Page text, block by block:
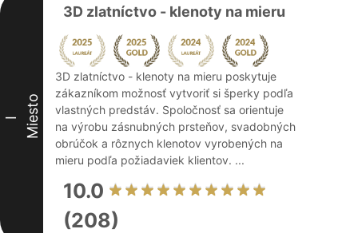
I Miesto
3D zlatníctvo - klenoty na mieru
3D zlatníctvo - klenoty na mieru poskytuje
zákazníkom možnosť vytvoriť si šperky podľa
vlastných predstáv. Spoločnosť sa orientuje
na výrobu zásnubných prsteňov, svadobných
obrúčok a rôznych klenotov vyrobených na
mieru podľa požiadaviek klientov. ...
10.0
(208)